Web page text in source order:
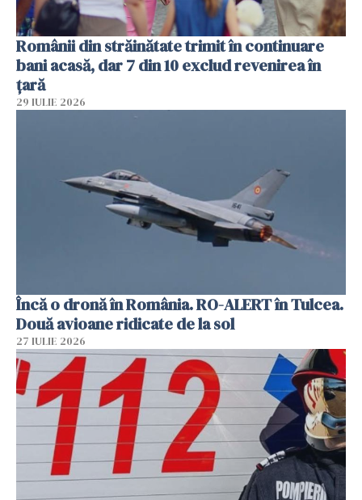
Românii din străinătate trimit în continuare
bani acasă, dar 7 din 10 exclud revenirea în
țară
29 IULIE 2026
Încă o dronă în România. RO-ALERT în Tulcea.
Două avioane ridicate de la sol
27 IULIE 2026